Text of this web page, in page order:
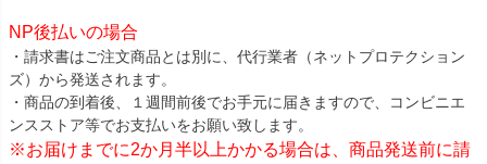
NP後払いの場合
・請求書はご注文商品とは別に、代行業者（ネットプロテクション
ズ）から発送されます。
・商品の到着後、１週間前後でお手元に届きますので、コンビニエ
ンスストア等でお支払いをお願い致します。
※お届けまでに2か月半以上かかる場合は、商品発送前に請